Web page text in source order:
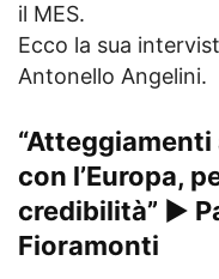
il MES.
Ecco la sua
Antonello Angelini.
con l’Europa,
credibilità” ►
Fioramonti